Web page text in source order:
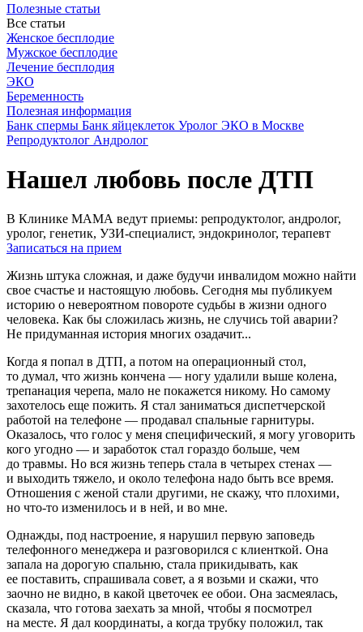
Полезные статьи
Все статьи
Женское бесплодие
Мужское бесплодие
Лечение бесплодия
ЭКО
Беременность
Полезная информация
Банк спермы Банк яйцеклеток Уролог ЭКО в Москве
Репродуктолог Андролог
Нашел любовь после ДТП
В Клинике МАМА ведут приемы: репродуктолог, андролог,
уролог, генетик, УЗИ-специалист, эндокринолог, терапевт
Записаться на прием
Жизнь штука сложная, и даже будучи инвалидом можно найти
свое счастье и настоящую любовь. Сегодня мы публикуем
историю о невероятном повороте судьбы в жизни одного
человека. Как бы сложилась жизнь, не случись той аварии?
Не придуманная история многих озадачит...
Когда я попал в ДТП, а потом на операционный стол,
то думал, что жизнь кончена — ногу удалили выше колена,
трепанация черепа, мало не покажется никому. Но самому
захотелось еще пожить. Я стал заниматься диспетчерской
работой на телефоне — продавал спальные гарнитуры.
Оказалось, что голос у меня специфический, я могу уговорить
кого угодно — и заработок стал гораздо больше, чем
до травмы. Но вся жизнь теперь стала в четырех стенах —
и выходить тяжело, и около телефона надо быть все время.
Отношения с женой стали другими, не скажу, что плохими,
но что-то изменилось и в ней, и во мне.
Однажды, под настроение, я нарушил первую заповедь
телефонного менеджера и разговорился с клиенткой. Она
запала на дорогую спальню, стала прикидывать, как
ее поставить, спрашивала совет, а я возьми и скажи, что
заочно не видно, в какой цветочек ее обои. Она засмеялась,
сказала, что готова заехать за мной, чтобы я посмотрел
на месте. Я дал координаты, а когда трубку положил, так